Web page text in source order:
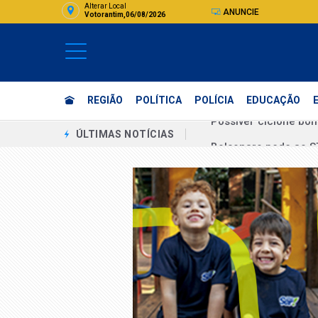
Alterar Local
Votorantim,06/08/2026
ANUNCIE
REGIÃO POLÍTICA POLÍCIA EDUCAÇÃO
ÚLTIMAS NOTÍCIAS
Sem vice mulher,
Boulos chama vice
"Eu estuprei
Assinatura digital e
Unicamp recebe
Unesp abre seleção
Flávio sondou